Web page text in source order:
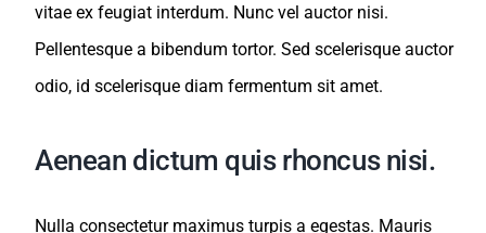
vitae ex feugiat interdum. Nunc vel auctor nisi.
Pellentesque a bibendum tortor. Sed scelerisque auctor
odio, id scelerisque diam fermentum sit amet.
Aenean dictum quis rhoncus nisi.
Nulla consectetur maximus turpis a egestas. Mauris